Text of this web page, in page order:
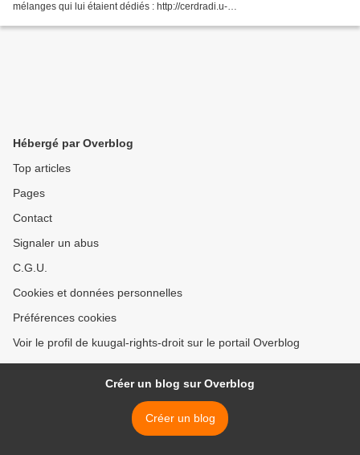
mélanges qui lui étaient dédiés : http://cerdradi.u-
pdf...
Hébergé par Overblog
Top articles
Pages
Contact
Signaler un abus
C.G.U.
Cookies et données personnelles
Préférences cookies
Voir le profil de kuugal-rights-droit sur le portail Overblog
Créer un blog sur Overblog
Créer un blog